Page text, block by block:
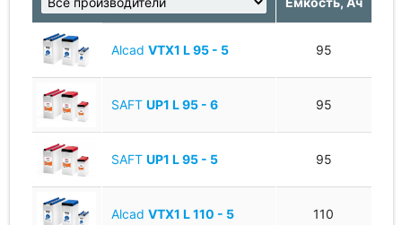
Alcad VTX1 L 95 - 5 95
SAFT UP1 L 95 - 6 95
SAFT UP1 L 95 - 5 95
Alcad VTX1 L 110 - 5 110